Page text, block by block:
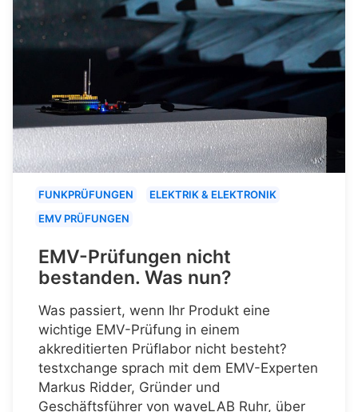
FUNKPRÜFUNGEN
ELEKTRIK & ELEKTRONIK
EMV PRÜFUNGEN
EMV-Prüfungen nicht
bestanden. Was nun?
Was passiert, wenn Ihr Produkt eine
wichtige EMV-Prüfung in einem
akkreditierten Prüflabor nicht besteht?
testxchange sprach mit dem EMV-Experten
Markus Ridder, Gründer und
Geschäftsführer von waveLAB Ruhr, über